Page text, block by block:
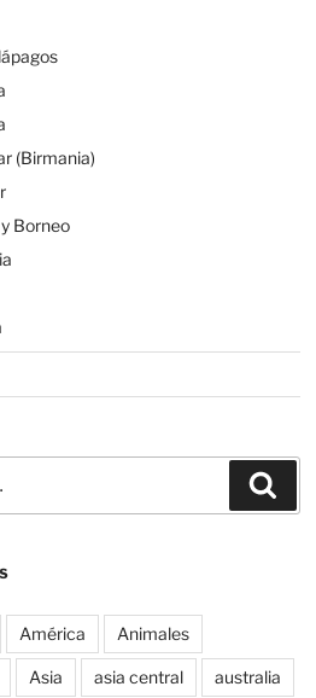
(Birmania)
Borneo
América Animales
Asia asia central australia